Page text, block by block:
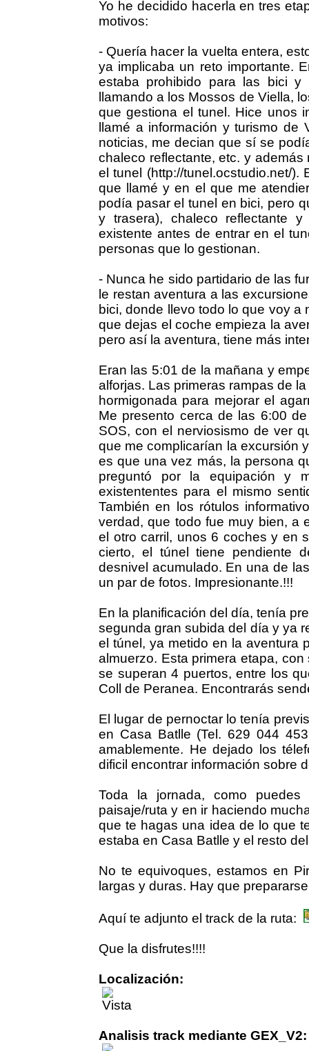
Yo he decidido hacerla en tres
motivos:
- Quería hacer la vuelta entera,
ya implicaba un reto importante.
estaba prohibido para las bici y
llamando a los Mossos de Viella,
que gestiona el tunel. Hice unos
llamé a información y turismo
noticias, me decian que sí se
chaleco reflectante, etc. y
el tunel (http://tunel.ocstudio.net/
que llamé y en el que me
podía pasar el tunel en bici, pero
y trasera), chaleco reflectante
existente antes de entrar en el
personas que lo gestionan.
- Nunca he sido partidario de las
le restan aventura a las
bici, donde llevo todo lo que voy
que dejas el coche empieza la
pero así la aventura, tiene más
Eran las 5:01 de la mañana y
alforjas. Las primeras rampas de
hormigonada para mejorar el
Me presento cerca de las 6:00
SOS, con el nerviosismo de ver
que me complicarían la excursión
es que una vez más, la persona
preguntó por la equipación y
existententes para el mismo
También en los rótulos
verdad, que todo fue muy bien, a
el otro carril, unos 6 coches y en
cierto, el túnel tiene pendiente
desnivel acumulado. En una de
un par de fotos. Impresionante.!!!
En la planificación del día, tenía
segunda gran subida del día y ya
el túnel, ya metido en la aventura
almuerzo. Esta primera etapa,
se superan 4 puertos, entre los
Coll de Peranea. Encontrarás
El lugar de pernoctar lo tenía
en Casa Batlle (Tel. 629 044
amablemente. He dejado los
dificil encontrar información sobre
Toda la jornada, como puedes
paisaje/ruta y en ir haciendo
que te hagas una idea de lo que
estaba en Casa Batlle y el resto
No te equivoques, estamos en
largas y duras. Hay que
Aquí te adjunto el track de la ruta:
Que la disfrutes!!!!
Localización:
Analisis track mediante GEX_V2: